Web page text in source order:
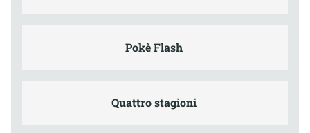
Pokè Flash
Quattro stagioni